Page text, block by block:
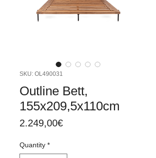
SKU: OL490031
Outline Bett,
155x209,5x110cm
2.249,00€Price
Quantity *